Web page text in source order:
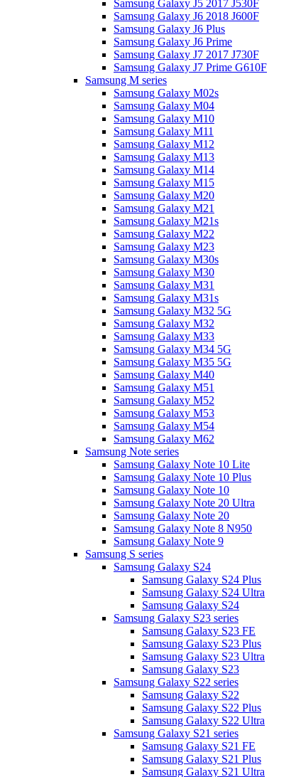
Samsung Galaxy J5 2017 J530F
Samsung Galaxy J6 2018 J600F
Samsung Galaxy J6 Plus
Samsung Galaxy J6 Prime
Samsung Galaxy J7 2017 J730F
Samsung Galaxy J7 Prime G610F
Samsung M series
Samsung Galaxy M02s
Samsung Galaxy M04
Samsung Galaxy M10
Samsung Galaxy M11
Samsung Galaxy M12
Samsung Galaxy M13
Samsung Galaxy M14
Samsung Galaxy M15
Samsung Galaxy M20
Samsung Galaxy M21
Samsung Galaxy M21s
Samsung Galaxy M22
Samsung Galaxy M23
Samsung Galaxy M30s
Samsung Galaxy M30
Samsung Galaxy M31
Samsung Galaxy M31s
Samsung Galaxy M32 5G
Samsung Galaxy M32
Samsung Galaxy M33
Samsung Galaxy M34 5G
Samsung Galaxy M35 5G
Samsung Galaxy M40
Samsung Galaxy M51
Samsung Galaxy M52
Samsung Galaxy M53
Samsung Galaxy M54
Samsung Galaxy M62
Samsung Note series
Samsung Galaxy Note 10 Lite
Samsung Galaxy Note 10 Plus
Samsung Galaxy Note 10
Samsung Galaxy Note 20 Ultra
Samsung Galaxy Note 20
Samsung Galaxy Note 8 N950
Samsung Galaxy Note 9
Samsung S series
Samsung Galaxy S24
Samsung Galaxy S24 Plus
Samsung Galaxy S24 Ultra
Samsung Galaxy S24
Samsung Galaxy S23 series
Samsung Galaxy S23 FE
Samsung Galaxy S23 Plus
Samsung Galaxy S23 Ultra
Samsung Galaxy S23
Samsung Galaxy S22 series
Samsung Galaxy S22
Samsung Galaxy S22 Plus
Samsung Galaxy S22 Ultra
Samsung Galaxy S21 series
Samsung Galaxy S21 FE
Samsung Galaxy S21 Plus
Samsung Galaxy S21 Ultra